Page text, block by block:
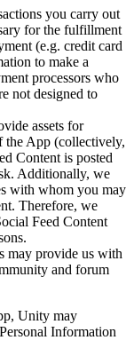
игр
you carry out
for the fulfillment
(e.g. credit card
to make a
processors who
not designed to
assets for
the App (collectively,
Content is posted
Additionally, we
with whom you may
Therefore, we
Feed Content
may provide us with
and forum
Unity may
Information